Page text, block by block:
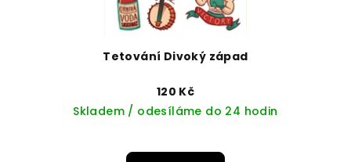
Tetování Divoký západ
120 Kč
Skladem / odesíláme do 24 hodin